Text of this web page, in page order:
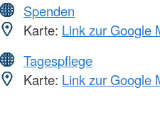
Spenden
Karte: Link zur Google
Tagespflege
Karte: Link zur Google